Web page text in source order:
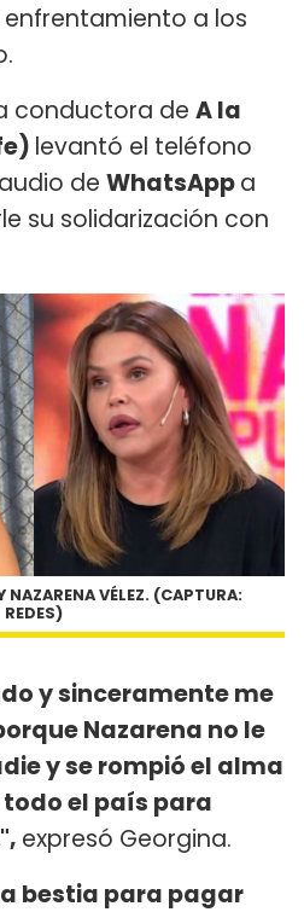
a los
conductora de A la
levantó el teléfono
de WhatsAppa
su solidarización con
NAZARENA VÉLEZ. (CAPTURA:
REDES)
y sinceramente me
Nazarena no le
y se rompió el alma
el país para
expresó Georgina.
bestia para pagar